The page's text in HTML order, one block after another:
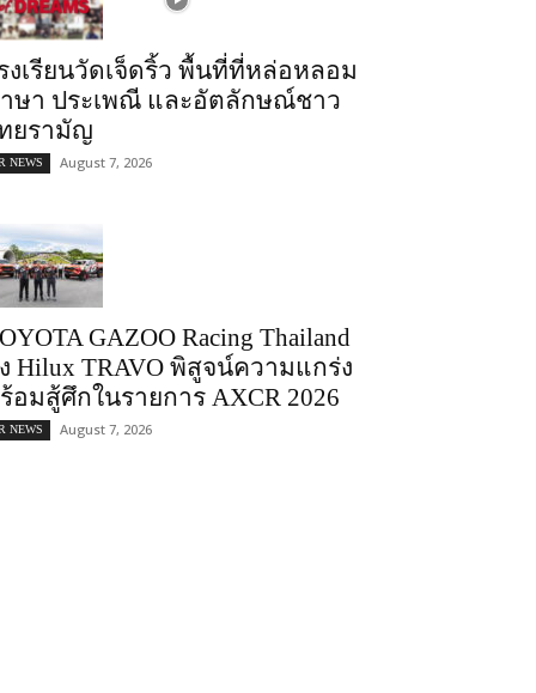
งเรียนวัดเจ็ดริ้ว พื้นที่ที่หล่อหลอม
ษา ประเพณี และอัตลักษณ์ชาว
ยรามัญ
NEWS August 7, 2026
GAZOO Racing Thailand
Hilux TRAVO พิสูจน์ความแกร่ง
อมสู้ศึกในรายการ AXCR 2026
NEWS August 7, 2026